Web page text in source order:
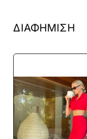
ΔΙΑΦΗΜΙΣΗ